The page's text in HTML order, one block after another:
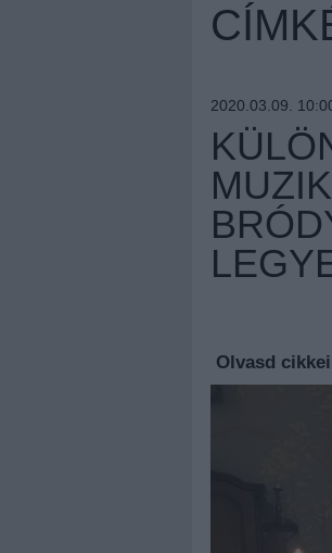
2020.03.09.
Olvasd